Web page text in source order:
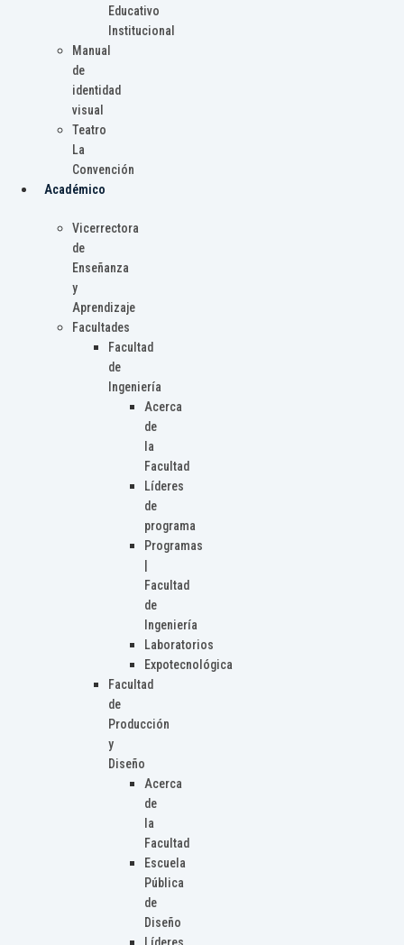
Educativo
Institucional
Manual
de
identidad
visual
Teatro
La
Convención
Académico
Vicerrectora
de
Enseñanza
y
Aprendizaje
Facultades
Facultad
de
Ingeniería
Acerca
de
la
Facultad
Líderes
de
programa
Programas
Facultad
de
Ingeniería
Laboratorios
Expotecnológica
Facultad
de
Producción
y
Diseño
Acerca
de
la
Facultad
Escuela
Pública
de
Diseño